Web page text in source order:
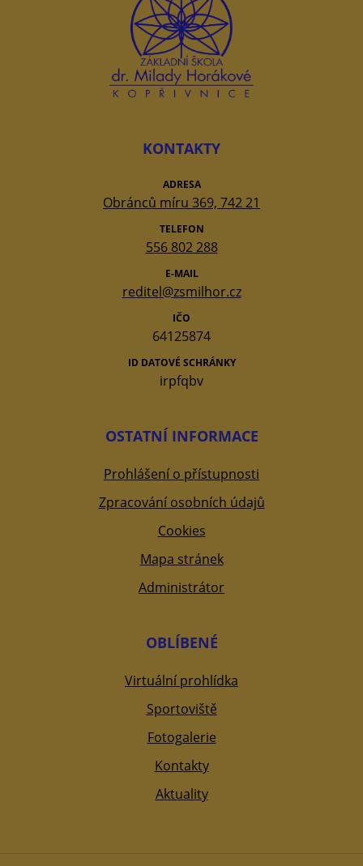
KONTAKTY
ADRESA
Obránců míru 369, 742 21
TELEFON
556 802 288
E-MAIL
reditel@zsmilhor.cz
IČO
64125874
ID DATOVÉ SCHRÁNKY
irpfqbv
OSTATNÍ INFORMACE
Prohlášení o přístupnosti
Zpracování osobních údajů
Cookies
Mapa stránek
Administrátor
OBLÍBENÉ
Virtuální prohlídka
Sportoviště
Fotogalerie
Kontakty
Aktuality